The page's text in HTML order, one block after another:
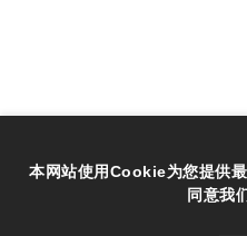
本网站使用Cookie为您提供
同意我